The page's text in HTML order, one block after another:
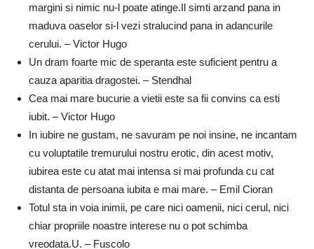
margini si nimic nu-l poate atinge.Il simti arzand pana in
maduva oaselor si-l vezi stralucind pana in adancurile
cerului. – Victor Hugo
Un dram foarte mic de speranta este suficient pentru a
cauza aparitia dragostei. – Stendhal
Cea mai mare bucurie a vietii este sa fii convins ca esti
iubit. – Victor Hugo
In iubire ne gustam, ne savuram pe noi insine, ne incantam
cu voluptatile tremurului nostru erotic, din acest motiv,
iubirea este cu atat mai intensa si mai profunda cu cat
distanta de persoana iubita e mai mare. – Emil Cioran
Totul sta in voia inimii, pe care nici oamenii, nici cerul, nici
chiar propriile noastre interese nu o pot schimba
vreodata.U. – Fuscolo